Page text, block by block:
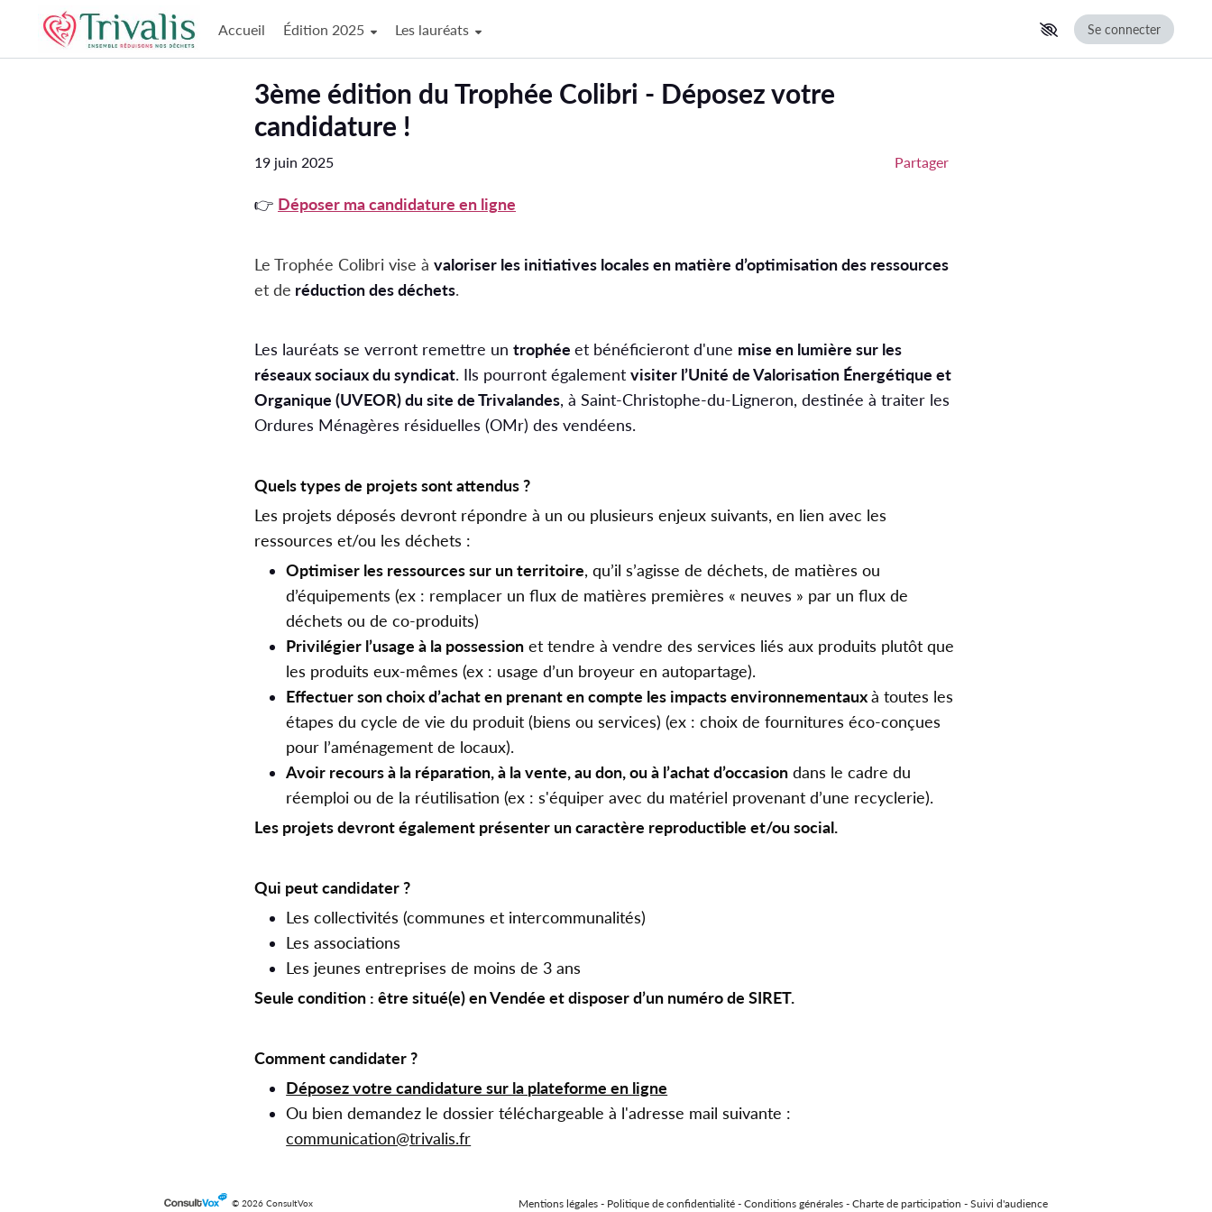
Accueil Édition 2025 Les lauréats Se connecter
3ème édition du Trophée Colibri - Déposez votre
candidature !
19 juin 2025 Partager
👉 Déposer ma candidature en ligne
Le Trophée Colibri vise à valoriser les initiatives locales en matière d’optimisation des ressources
et de réduction des déchets.
Les lauréats se verront remettre un trophée et bénéficieront d'une mise en lumière sur les
réseaux sociaux du syndicat. Ils pourront également visiter l’Unité de Valorisation Énergétique et
Organique (UVEOR) du site de Trivalandes, à Saint-Christophe-du-Ligneron, destinée à traiter les
Ordures Ménagères résiduelles (OMr) des vendéens.
Quels types de projets sont attendus ?
Les projets déposés devront répondre à un ou plusieurs enjeux suivants, en lien avec les
ressources et/ou les déchets :
Optimiser les ressources sur un territoire, qu’il s’agisse de déchets, de matières ou
d’équipements (ex : remplacer un flux de matières premières « neuves » par un flux de
déchets ou de co-produits)
Privilégier l’usage à la possession et tendre à vendre des services liés aux produits plutôt que
les produits eux-mêmes (ex : usage d’un broyeur en autopartage).
Effectuer son choix d’achat en prenant en compte les impacts environnementauxà toutes les
étapes du cycle de vie du produit (biens ou services) (ex : choix de fournitures éco-conçues
pour l’aménagement de locaux).
Avoir recours à la réparation, à la vente, au don, ou à l’achat d’occasion dans le cadre du
réemploi ou de la réutilisation (ex : s'équiper avec du matériel provenant d’une recyclerie).
Les projets devront également présenter un caractère reproductible et/ou social.
Qui peut candidater ?
Les collectivités (communes et intercommunalités)
Les associations
Les jeunes entreprises de moins de 3 ans
Seule condition : être situé(e) en Vendée et disposer d’un numéro de SIRET.
Comment candidater ?
Déposez votre candidature sur la plateforme en ligne
Ou bien demandez le dossier téléchargeable à l'adresse mail suivante :
communication@trivalis.fr
© 2026 ConsultVox Mentions légales - Politique de confidentialité - Conditions générales - Charte de participation - Suivi d'audience